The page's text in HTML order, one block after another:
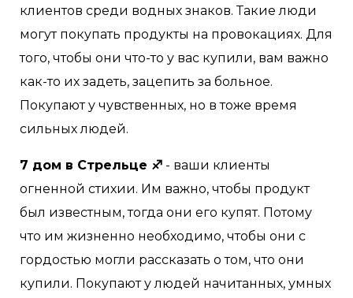
клиентов среди водных знаков. Такие люди
могут покупать продукты на провокациях. Для
того, чтобы они что-то у вас купили, вам важно
как-то их задеть, зацепить за больное.
Покупают у чувственных, но в тоже время
сильных людей.
7 дом в Стрельце ♐ - ваши клиенты
огненной стихии. Им важно, чтобы продукт
был известным, тогда они его купят. Потому
что им жизненно необходимо, чтобы они с
гордостью могли рассказать о том, что они
купили. Покупают у людей начитанных, умных